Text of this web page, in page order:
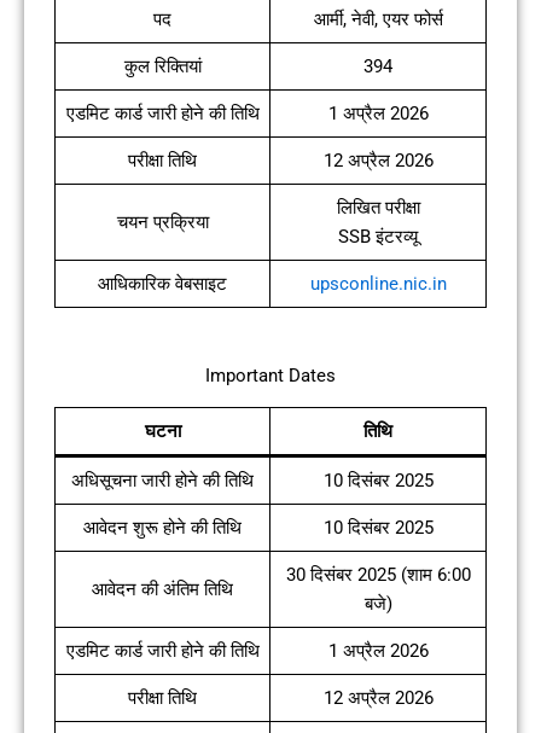
पद आर्मी, नेवी, एयर फोर्स
कुल रिक्तियां 394
एडमिट कार्ड जारी होने की तिथि 1 अप्रैल 2026
परीक्षा तिथि 12 अप्रैल 2026
चयन प्रक्रिया
लिखित परीक्षा
SSB इंटरव्यू
आधिकारिक वेबसाइट upsconline.nic.in
Important Dates
घटना तिथि
अधिसूचना जारी होने की तिथि 10 दिसंबर 2025
आवेदन शुरू होने की तिथि 10 दिसंबर 2025
आवेदन की अंतिम तिथि
30 दिसंबर 2025 (शाम 6:00
बजे)
एडमिट कार्ड जारी होने की तिथि 1 अप्रैल 2026
परीक्षा तिथि 12 अप्रैल 2026